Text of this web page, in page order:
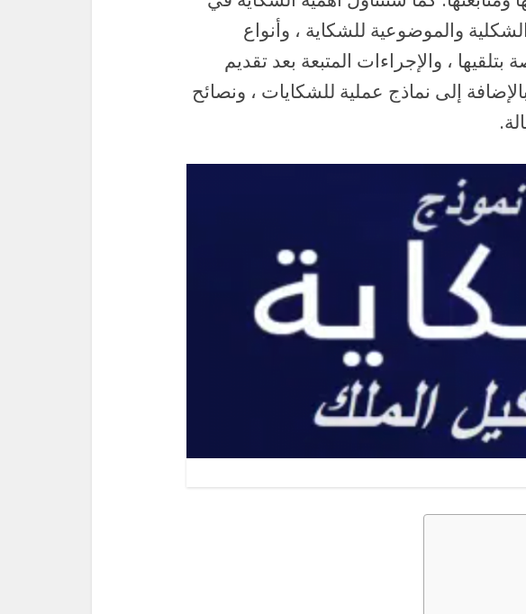
والموضوعية للشكاية ، وأنواع
، والإجراءات المتبعة بعد تقديم
بالإضافة إلى نماذج عملية للشكايات ، ونصائح